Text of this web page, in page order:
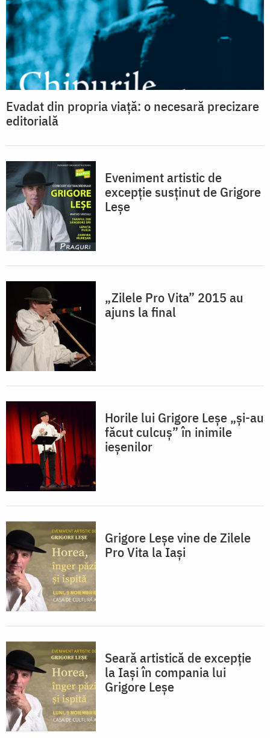
Evadat din propria viață: o necesară precizare
editorială
Eveniment artistic de
excepţie susţinut de Grigore
Leşe
„Zilele Pro Vita” 2015 au
ajuns la final
Horile lui Grigore Leșe „și-au
făcut culcuș” în inimile
ieșenilor
Grigore Leșe vine de Zilele
Pro Vita la Iași
Seară artistică de excepție
la Iași în compania lui
Grigore Leșe